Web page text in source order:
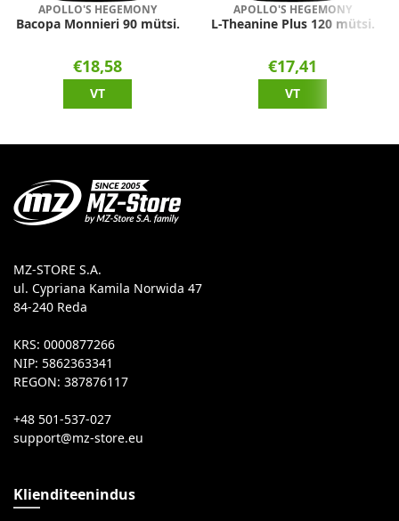
APOLLO'S HEGEMONY
Bacopa Monnieri 90 mütsi.
€18,58
VT
APOLLO'S HEGEMONY
L-Theanine Plus 120 mütsi.
€17,41
VT
MZ-STORE S.A.
ul. Cypriana Kamila Norwida 47
84-240 Reda
KRS: 0000877266
NIP: 5862363341
REGON: 387876117
+48 501-537-027
Klienditeenindus